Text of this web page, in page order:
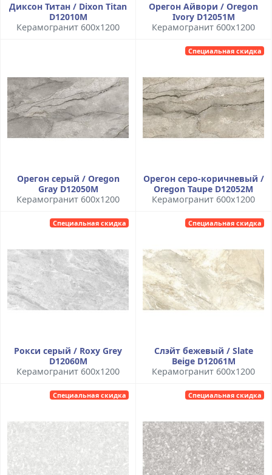
Диксон Титан / Dixon Titan
D12010M
Керамогранит 600x1200
Орегон Айвори / Oregon
Ivory D12051M
Керамогранит 600x1200
Орегон серый / Oregon
Gray D12050M
Керамогранит 600x1200
Специальная скидка
Орегон серо-коричневый /
Oregon Taupe D12052M
Керамогранит 600x1200
Специальная скидка
Рокси серый / Roxy Grey
D12060M
Керамогранит 600x1200
Специальная скидка
Слэйт бежевый / Slate
Beige D12061M
Керамогранит 600x1200
Специальная скидка Специальная скидка